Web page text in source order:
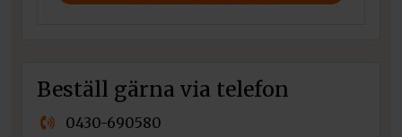
Pris:375kr
Beställ gärna via telefon
0430-690580